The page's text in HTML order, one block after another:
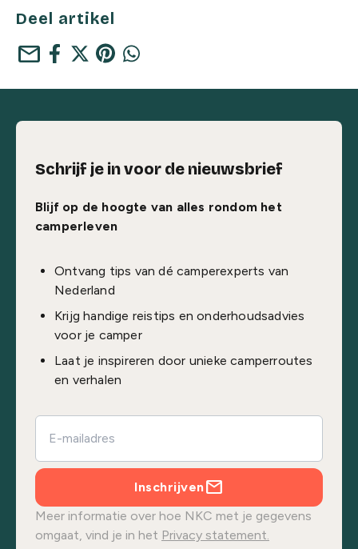
Deel artikel
mail
Schrijf je in voor de nieuwsbrief
Blijf op de hoogte van alles rondom het
camperleven
Ontvang tips van dé camperexperts van
Nederland
Krijg handige reistips en onderhoudsadvies
voor je camper
Laat je inspireren door unieke camperroutes
en verhalen
Inschrijven
Meer informatie over hoe NKC met je gegevens
omgaat, vind je in het Privacy statement.